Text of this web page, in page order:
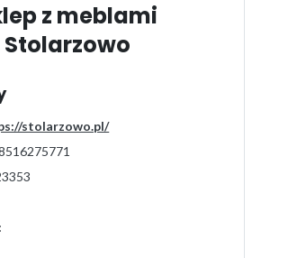
z meblami
Stolarzowo
stolarzowo.pl/